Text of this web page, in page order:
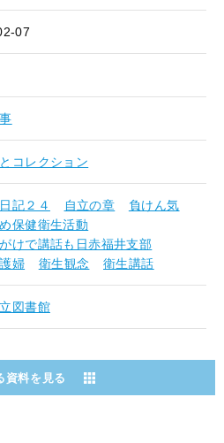
07
コレクション
記２４ 自立の章
負けん気
保健衛生活動
けで講話も日赤福井支部
婦
衛生観念 衛生講話
図書館
資料を見る